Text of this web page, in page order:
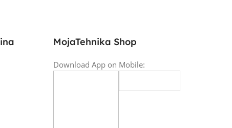
MojaTehnika Shop
Download App on Mobile: